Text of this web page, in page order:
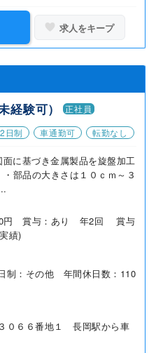
求人をキープ
経験可）
正社員
日制 車通勤可 転勤なし
に基づき金属製品を旋盤加工
部品の大きさは１０ｃｍ～３
円 賞与：あり 年2回 賞与
績)
制：その他 年間休日数：110
０６６番地１ 長岡駅から車